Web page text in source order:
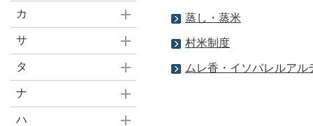
蒸し・蒸米
村米制度
ムレ香・イソバレルアル
カ
サ
タ
ナ
ハ